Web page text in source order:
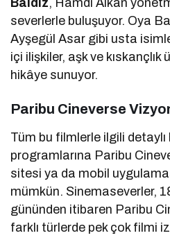
severlerle buluşuyor. Oya
Ayşegül Asar gibi usta
içi ilişkiler, aşk ve
hikâye sunuyor.
Paribu Cineverse
Tüm bu filmlerle ilgili
programlarına Paribu
sitesi ya da mobil
mümkün. Sinemaseverler,
gününden itibaren Paribu
farklı türlerde pek çok filmi